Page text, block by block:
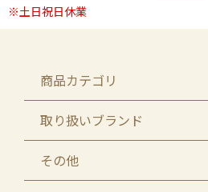
商品カテゴリ
取り扱いブランド
その他